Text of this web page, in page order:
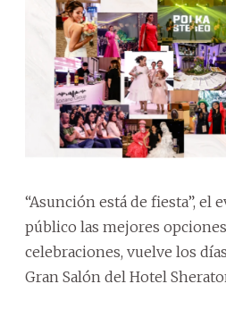
“Asunción está de fiesta”, el
público las mejores
celebraciones, vuelve los
Gran Salón del Hotel